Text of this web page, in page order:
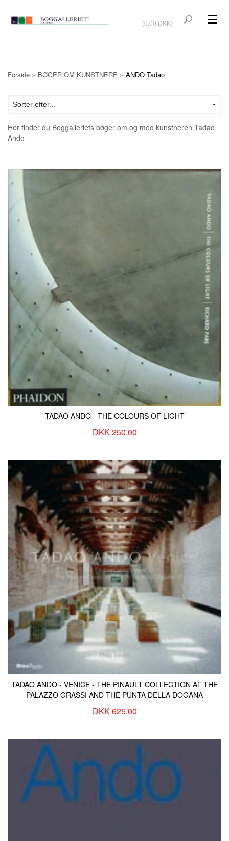
(0,00 DKK)
BØGER OM KUNSTNERE
TILBUD
OUTLET
NYHEDER
KONTAKT & ÅBNINSTIDER
UDVIDET SØGNING Salgsbetingelser
Forside » BØGER OM KUNSTNERE » ANDO Tadao
Her finder du Boggalleriets bøger om og med kunstneren Tadao
Ando
TADAO ANDO - THE COLOURS OF LIGHT
DKK 250,00
TADAO ANDO - VENICE - THE PINAULT COLLECTION AT THE
PALAZZO GRASSI AND THE PUNTA DELLA DOGANA
DKK 625,00